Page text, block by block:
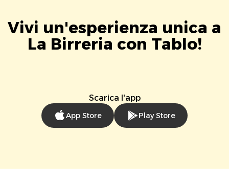
Vivi un'esperienza unica a
La Birreria con Tablo!
Scarica l'app
App Store Play Store